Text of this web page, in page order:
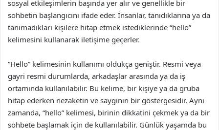
sosyal etkileşimlerin başında yer alır ve genellikle bir
sohbetin başlangıcını ifade eder. İnsanlar, tanıdıklarına ya da
tanımadıkları kişilere hitap etmek istediklerinde “hello”
kelimesini kullanarak iletişime geçerler.
“Hello” kelimesinin kullanımı oldukça geniştir. Resmi veya
gayri resmi durumlarda, arkadaşlar arasında ya da iş
ortamında kullanılabilir. Bu kelime, bir kişiye ya da gruba
hitap ederken nezaketin ve saygının bir göstergesidir. Aynı
zamanda, “hello” kelimesi, birinin dikkatini çekmek ya da bir
sohbete başlamak için de kullanılabilir. Günlük yaşamda bu